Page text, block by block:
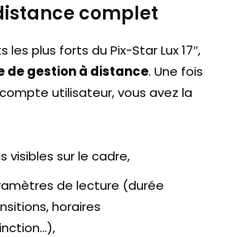
complet
les plus forts du Pix-Star Lux 17″,
de gestion à distance. Une fois
utilisateur, vous avez la
visibles sur le cadre,
de lecture (durée
horaires